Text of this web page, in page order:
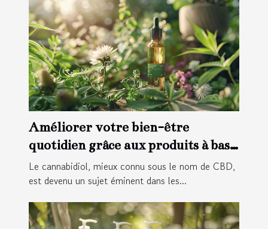
Améliorer votre bien-être
quotidien grâce aux produits à base
de CBD
Le cannabidiol, mieux connu sous le nom de CBD,
est devenu un sujet éminent dans les...